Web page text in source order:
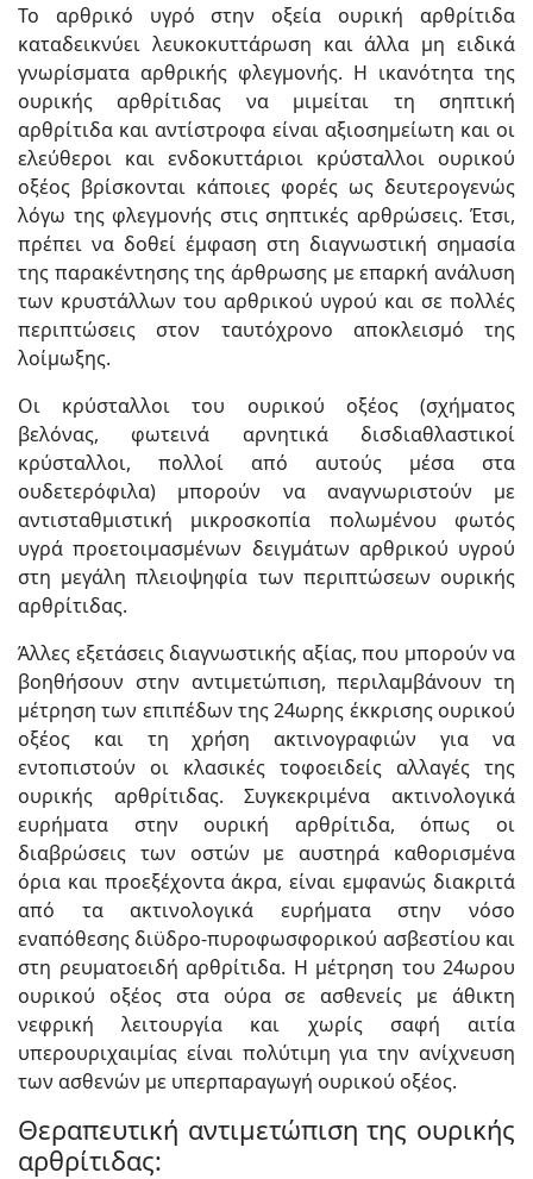
Το αρθρικό υγρό στην οξεία ουρική αρθρίτιδα
καταδεικνύει λευκοκυττάρωση και άλλα μη ειδικά
γνωρίσματα αρθρικής φλεγμονής. Η ικανότητα της
ουρικής αρθρίτιδας να μιμείται τη σηπτική
αρθρίτιδα και αντίστροφα είναι αξιοσημείωτη και οι
ελεύθεροι και ενδοκυττάριοι κρύσταλλοι ουρικού
οξέος βρίσκονται κάποιες φορές ως δευτερογενώς
λόγω της φλεγμονής στις σηπτικές αρθρώσεις. Έτσι,
πρέπει να δοθεί έμφαση στη διαγνωστική σημασία
της παρακέντησης της άρθρωσης με επαρκή ανάλυση
των κρυστάλλων του αρθρικού υγρού και σε πολλές
περιπτώσεις στον ταυτόχρονο αποκλεισμό της
λοίμωξης.
Οι κρύσταλλοι του ουρικού οξέος (σχήματος
βελόνας, φωτεινά αρνητικά δισδιαθλαστικοί
κρύσταλλοι, πολλοί από αυτούς μέσα στα
ουδετερόφιλα) μπορούν να αναγνωριστούν με
αντισταθμιστική μικροσκοπία πολωμένου φωτός
υγρά προετοιμασμένων δειγμάτων αρθρικού υγρού
στη μεγάλη πλειοψηφία των περιπτώσεων ουρικής
αρθρίτιδας.
Άλλες εξετάσεις διαγνωστικής αξίας, που μπορούν να
βοηθήσουν στην αντιμετώπιση, περιλαμβάνουν τη
μέτρηση των επιπέδων της 24ωρης έκκρισης ουρικού
οξέος και τη χρήση ακτινογραφιών για να
εντοπιστούν οι κλασικές τοφοειδείς αλλαγές της
ουρικής αρθρίτιδας. Συγκεκριμένα ακτινολογικά
ευρήματα στην ουρική αρθρίτιδα, όπως οι
διαβρώσεις των οστών με αυστηρά καθορισμένα
όρια και προεξέχοντα άκρα, είναι εμφανώς διακριτά
από τα ακτινολογικά ευρήματα στην νόσο
εναπόθεσης διϋδρο-πυροφωσφορικού ασβεστίου και
στη ρευματοειδή αρθρίτιδα. Η μέτρηση του 24ωρου
ουρικού οξέος στα ούρα σε ασθενείς με άθικτη
νεφρική λειτουργία και χωρίς σαφή αιτία
υπερουριχαιμίας είναι πολύτιμη για την ανίχνευση
των ασθενών με υπερπαραγωγή ουρικού οξέος.
Θεραπευτική αντιμετώπιση της ουρικής
αρθρίτιδας: